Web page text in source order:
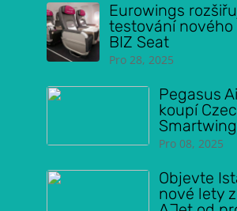
Eurowings
testování nového
BIZ Seat
Pro 28, 2025
Pegasus
koupí
Pro 08, 2025
Objevte
nové lety